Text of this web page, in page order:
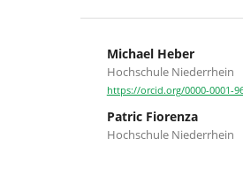
Michael Heber
Hochschule Niederrhein
https://orcid.org/0000-0001-
Patric Fiorenza
Hochschule Niederrhein